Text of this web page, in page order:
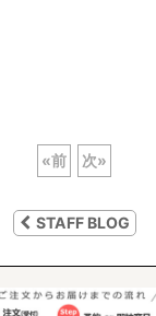
«前 次»
STAFF BLOG